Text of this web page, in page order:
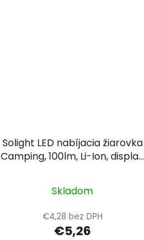
Solight LED nabíjacia žiarovka
Camping, 100lm, Li-Ion, display
Skladom
€4,28 bez DPH
€5,26